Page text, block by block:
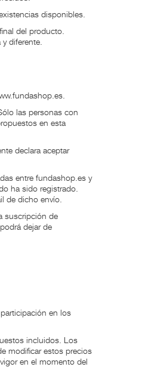
disponibles.
del producto.
diferente.
las personas con
en esta
declara aceptar
entre fundashop.es y
ha sido registrado.
de dicho envío.
suscripción de
dejar de
en los
incluidos. Los
modificar estos precios
en el momento del